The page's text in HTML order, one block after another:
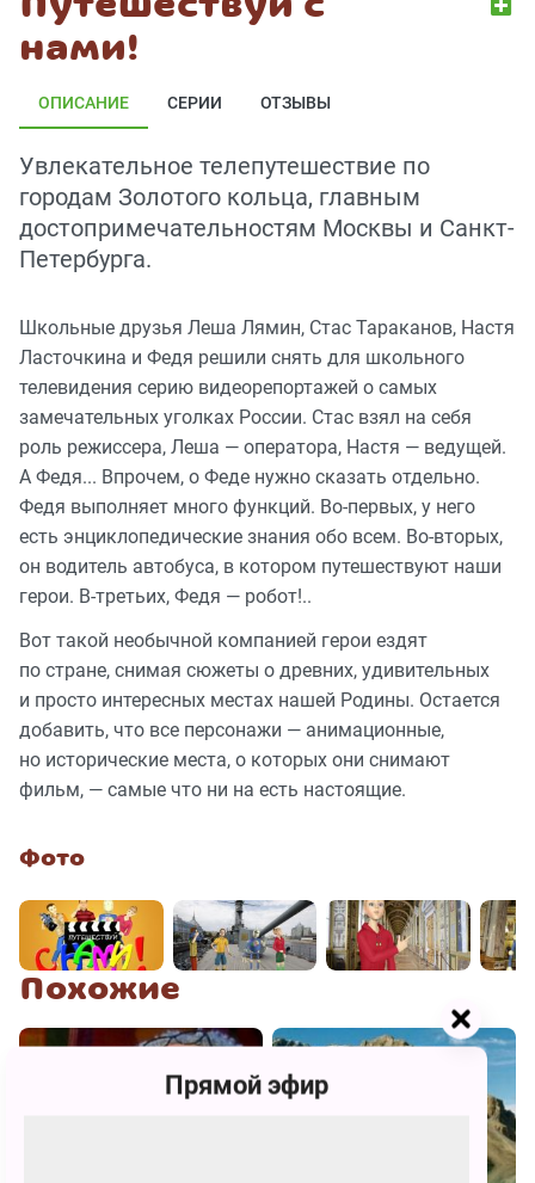
нами!
ОПИСАНИЕ СЕРИИ ОТЗЫВЫ
Увлекательное телепутешествие по
городам Золотого кольца, главным
достопримечательностям Москвы и Санкт-
Петербурга.
Школьные друзья Леша Лямин, Стас Тараканов, Настя
Ласточкина и Федя решили снять для школьного
телевидения серию видеорепортажей о самых
замечательных уголках России. Стас взял на себя
роль режиссера, Леша — оператора, Настя — ведущей.
А Федя... Впрочем, о Феде нужно сказать отдельно.
Федя выполняет много функций. Во-первых, у него
есть энциклопедические знания обо всем. Во-вторых,
он водитель автобуса, в котором путешествуют наши
герои. В-третьих, Федя — робот!..
Вот такой необычной компанией герои ездят
по стране, снимая сюжеты о древних, удивительных
и просто интересных местах нашей Родины. Остается
добавить, что все персонажи — анимационные,
но исторические места, о которых они снимают
фильм, — самые что ни на есть настоящие.
Фото
Похожие
Прямой эфир